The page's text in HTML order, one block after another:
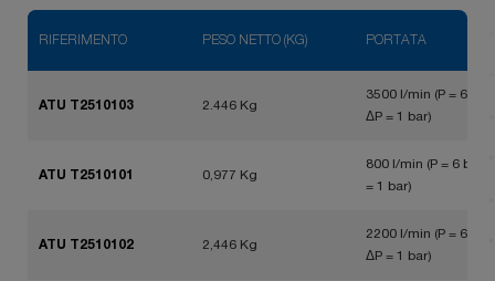
RIFERIMENTO PESO NETTO (KG) PORTATA
ATU T2510103 2.446 Kg
3500 l/min (P = 6 bar,
ΔP = 1 bar)
ATU T2510101 0,977 Kg
800 l/min (P = 6 bar,
= 1 bar)
ATU T2510102 2,446 Kg
2200 l/min (P = 6 bar,
ΔP = 1 bar)